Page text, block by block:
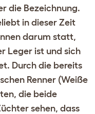
die Bezeichnung.
in dieser Zeit
darum statt,
Leger ist und sich
Durch die bereits
Renner (Weiße
die beide
sehen, dass